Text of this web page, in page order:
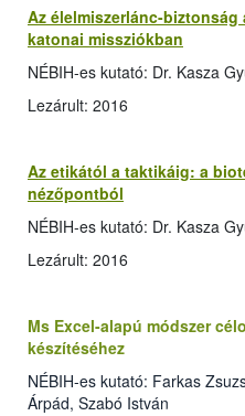
Az élelmiszerlánc-
katonai missziókban
NÉBIH-es kutató: Dr. Kasza
Lezárult: 2016
Az etikától a taktikáig: a
nézőpontból
NÉBIH-es kutató: Dr. Kasza
Lezárult: 2016
Ms Excel-alapú módszer
készítéséhez
NÉBIH-es kutató: Farkas
Árpád, Szabó István